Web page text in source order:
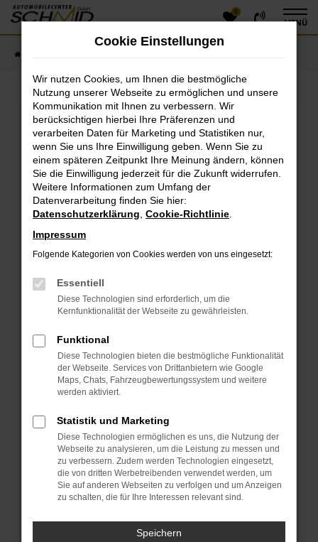
Zum
Hauptinhalt
0
MENÜ
Fehler: Network Error
Beim Laden ist ein Fehler aufgetreten.
Hier sind ein paar Tipps, die dir helfen können:
Überprüfe deine Firewall und deine
Internetverbindung.
Laden andere Webseiten, zum Beispiel deine
Suchmaschine?
Prüfe deine Browsererweiterungen.
das Laden bestimmter Seiten verhindern.
Funktioniert die Seite in einem anderen Browser
oder in einem privaten Fenster?
Das kann manchmal helfen, vorübergehende
Probleme zu beheben.
Stelle sicher, dass dein Browser und dein
Betriebssystem auf dem neuesten Stand sind.
Sicherheitsrisiko, sondern kann auch dazu führen,
dass bestimmte Funktionen nicht mehr
unterstützt werden.
Wende dich an den Webseitenbetreiber.
Wenn du alle oben genannten Schritte versucht
hast, kontaktiere uns bitte. Wir werden versuchen,
das Problem zu beheben. Du kannst uns diesen
Text schicken, um uns bei der Fehlersuche zu
Cookie Einstellungen
Wir nutzen Cookies, um Ihnen die bestmögliche
Nutzung unserer Webseite zu ermöglichen und unsere
Kommunikation mit Ihnen zu verbessern. Wir
berücksichtigen hierbei Ihre Präferenzen und
verarbeiten Daten für Marketing und Statistiken nur,
wenn Sie uns Ihre Einwilligung geben. Wenn Sie zu
einem späteren Zeitpunkt Ihre Meinung ändern, können
Sie die Einwilligung jederzeit für die Zukunft widerrufen.
Weitere Informationen zum Umfang der
Datenverarbeitung finden Sie hier:
Datenschutzerklärung Cookie-Richtlinie
Impressum
Folgende Kategorien von Cookies werden von uns eingesetzt:
Essentiell
Diese Technologien sind erforderlich, um die
Kernfunktionalität der Webseite zu gewährleisten.
Funktional
Diese Technologien bieten die bestmögliche Funktionalität
der Webseite. Services von Drittanbietern wie Google
Maps, Chats, Fahrzeugbewertungssystem und weitere
werden aktiviert.
Statistik und Marketing
Diese Technologien ermöglichen es uns, die Nutzung der
Webseite zu analysieren, um die Leistung zu messen und
zu verbessern. Zudem werden Technologien eingesetzt,
die von dritten Werbetreibenden verwendet werden, um
Sie auf anderen Webseiten zu verfolgen und um Anzeigen
zu schalten, die für Ihre Interessen relevant sind.
Speichern